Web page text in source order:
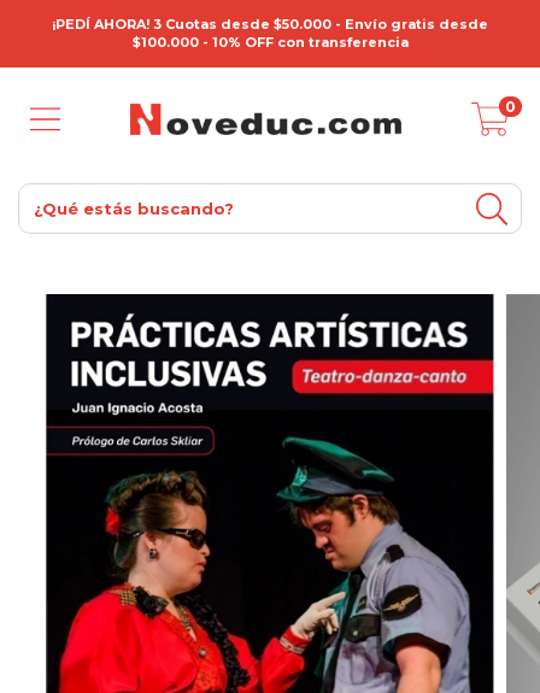
¡PEDÍ AHORA! 3 Cuotas desde $50.000 - Envío gratis desde
$100.000 - 10% OFF con transferencia
0